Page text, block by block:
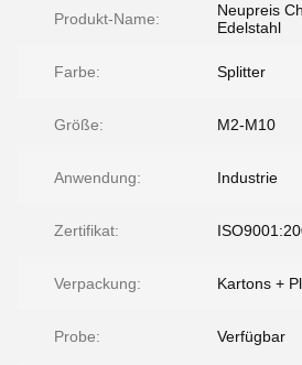
Produkt-Name:
Neupreis
Edelstahl
Farbe: Splitter
Größe: M2-M10
Anwendung: Industrie
Zertifikat:
Verpackung: Kartons +
Probe: Verfügbar